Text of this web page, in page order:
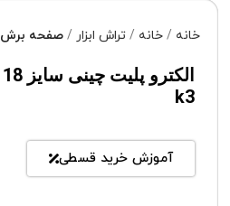
خانه خانه تراش ابزار صفحه برش
k3
آموزش خرید قسطی